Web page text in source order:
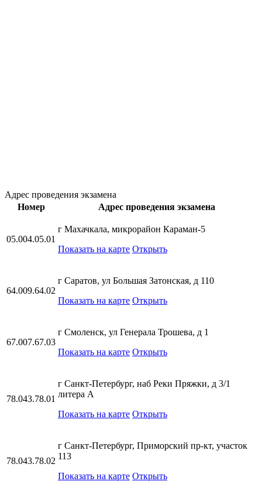
Адрес проведения экзамена
Номер
Адрес проведения экзамена
05.004.05.01
г Махачкала, микрорайон Караман-5
Показать на карте Открыть
64.009.64.02
г Саратов, ул Большая Затонская, д 110
Показать на карте Открыть
67.007.67.03
г Смоленск, ул Генерала Трошева, д 1
Показать на карте Открыть
78.043.78.01
г Санкт-Петербург, наб Реки Пряжки, д 3/1
литера А
Показать на карте Открыть
78.043.78.02
г Санкт-Петербург, Приморский пр-кт, участок
113
Показать на карте Открыть